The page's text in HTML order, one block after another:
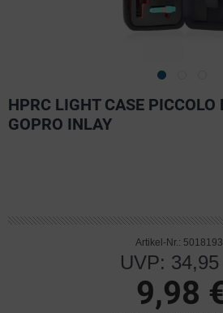
HPRC LIGHT CASE PICCOLO
GOPRO INLAY
Artikel-Nr.:
UVP:
9,98